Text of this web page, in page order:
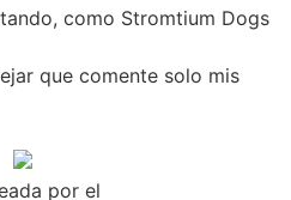
como Stromtium Dogs
que comente solo mis
por el